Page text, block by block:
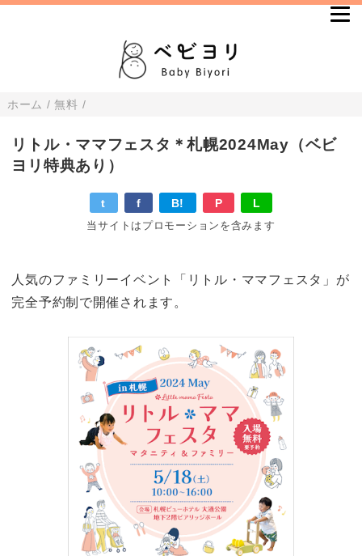
ホーム /無料 /
リトル・ママフェスタ＊札幌2024May（ベビ
ヨリ特典あり）
t f B! P L
当サイトはプロモーションを含みます
人気のファミリーイベント「リトル・ママフェスタ」が
完全予約制で開催されます。